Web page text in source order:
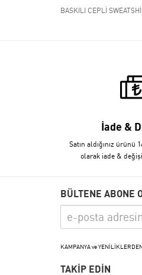
BASKILI CEPLİ
İade &
Satın aldığınız ürünü
olarak iade &
BÜLTENE ABONE
KAMPANYA ve
TAKİP EDİN